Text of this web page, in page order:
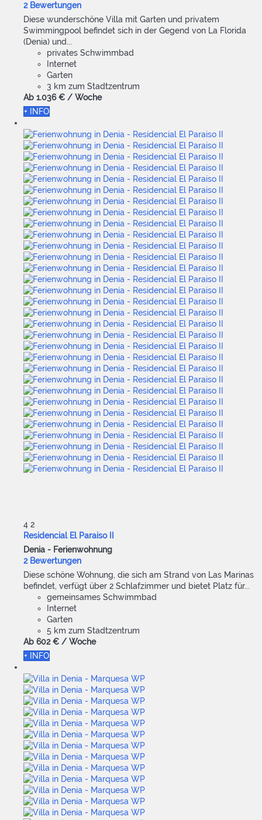
2 Bewertungen
Diese wunderschöne Villa mit Garten und privatem
Swimmingpool befindet sich in der Gegend von La Florida
(Denia) und...
privates Schwimmbad
Internet
Garten
3 km zum Stadtzentrum
Ab 1.036 € / Woche
+ INFO
4 2
Residencial El Paraiso II
Denia - Ferienwohnung
2 Bewertungen
Diese schöne Wohnung, die sich am Strand von Las Marinas
befindet, verfügt über 2 Schlafzimmer und bietet Platz für...
gemeinsames Schwimmbad
Internet
Garten
5 km zum Stadtzentrum
Ab 602 € / Woche
+ INFO